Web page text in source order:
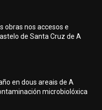
obras nos accesos e
de Santa Cruz de A
en dous areais de A
microbiolóxica